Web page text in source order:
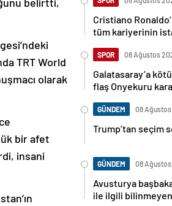
TRT World
olarak
bir afet
insani
Cristiano
tüm kariyerinin
SPOR 08 Ağustos
Galatasaray’a
flaş Onyekuru
GÜNDEM 08
Trump’tan seçim
GÜNDEM 08
Avusturya
ile ilgili